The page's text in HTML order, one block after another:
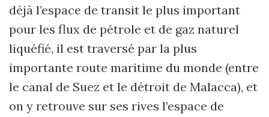
déjà l’espace de transit le plus important
pour les flux de pétrole et de gaz naturel
liquéfié, il est traversé par la plus
importante route maritime du monde (entre
le canal de Suez et le détroit de Malacca), et
on y retrouve sur ses rives l’espace de